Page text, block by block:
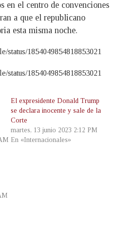
en el centro de convenciones
a que el republicano
esta misma noche.
status/1854049854818853021
status/1854049854818853021
El expresidente Donald Trump
se declara inocente y sale de la
Corte
martes, 13 junio 2023 2:12 PM
En «Internacionales»